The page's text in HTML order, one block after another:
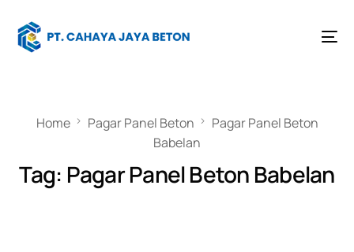
Home Pagar Panel Beton
Pagar Panel Beton
Babelan
Tag: Pagar Panel Beton Babelan